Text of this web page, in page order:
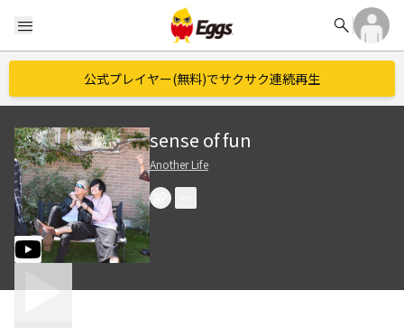
menu search
公式プレイヤー(無料)でサクサク連続再生
sense of fun
Another Life